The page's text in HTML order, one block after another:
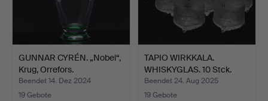
GUNNAR CYRÉN. „Nobel“,
Krug, Orrefors.
Beendet 14. Dez 2024
19 Gebote
TAPIO WIRKKALA.
WHISKYGLAS. 10 Stck.
„Ulti…
Beendet 24. Aug 2025
19 Gebote